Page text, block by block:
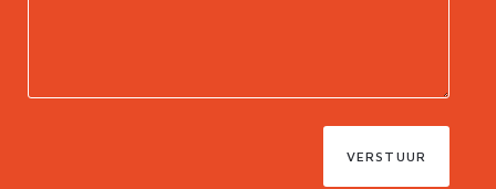
VERSTUUR